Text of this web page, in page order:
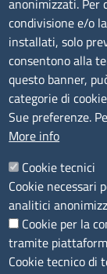
Albo Online
Bandi e
Segnalazioni
Accessibilità
IBAN e
Informative
Verifiche PA
Attuazione
Modulistica
anonimizzati. Per
condivisione e/o
installati, solo
consentono alla
questo banner,
categorie di
Sue preferenze.
More info
Cookie tecnici
Cookie necessari
analitici
Cookie per la
tramite
Cookie tecnico di